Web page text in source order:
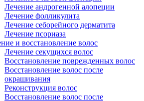
Лечение андрогенной алопеции
Лечение фолликулита
Лечение себорейного дерматита
Лечение псориаза
и восстановление волос
Лечение секущихся волос
Восстановление поврежденных волос
Восстановление волос после
окрашивания
Реконструкция волос
Восстановление волос после